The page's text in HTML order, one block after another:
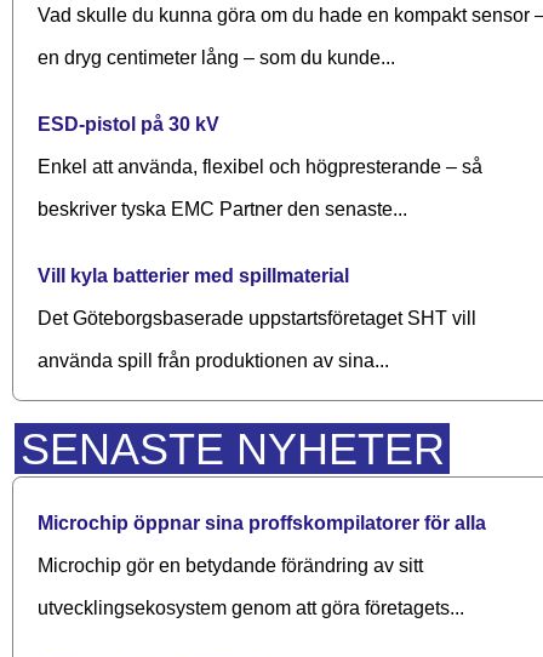
Vad skulle du kunna göra om du hade en kompakt sensor
en dryg centimeter lång – som du kunde...
ESD-pistol på 30 kV
Enkel att använda, flexibel och högpresterande – så
beskriver tyska EMC Partner den senaste...
Vill kyla batterier med spillmaterial
Det Göteborgsbaserade upp­starts­företaget SHT vill
använda spill från produktionen av sina...
SENASTE NYHETER
Microchip öppnar sina proffskompilatorer för alla
Microchip gör en betydande förändring av sitt
utvecklingsekosystem genom att göra företagets...